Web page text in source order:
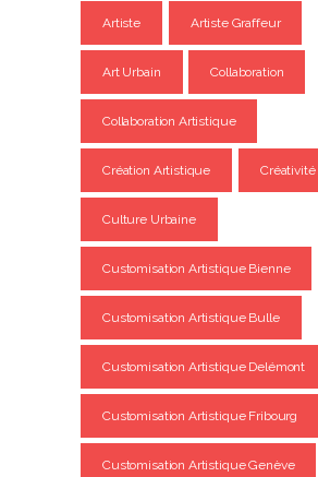
Artiste Artiste Graffeur
Art Urbain Collaboration
Collaboration Artistique
Création Artistique Créativité
Culture Urbaine
Customisation Artistique Bienne
Customisation Artistique Bulle
Customisation Artistique Delémont
Customisation Artistique Fribourg
Customisation Artistique Genève